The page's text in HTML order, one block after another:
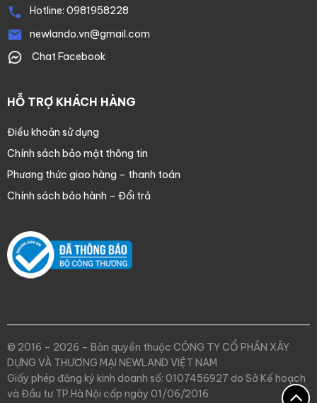
Hotline: 0981958228
newlando.vn@gmail.com
Chat Facebook
HỖ TRỢ KHÁCH HÀNG
Điều khoản sử dụng
Chính sách bảo mật thông tin
Phương thức giao hàng – thanh toán
Chính sách bảo hành – Đổi trả
© 2016 – 2026 – Bản quyền thuộc CÔNG TY CỔ PHẦN XÂY
DỰNG VÀ THƯƠNG MẠI NEWLAND VIỆT NAM
Giấy phép đăng ký kinh doanh số: 0107456927 do Sở Kế hoạch
và Đầu tư TP.Hà Nội cấp ngày 01/06/2016